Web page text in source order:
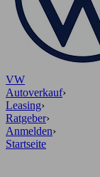
VW
Autoverkauf›
Leasing›
Ratgeber›
Anmelden›
Startseite